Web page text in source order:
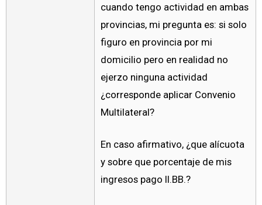
cuando tengo actividad en ambas
provincias, mi pregunta es: si solo
figuro en provincia por mi
domicilio pero en realidad no
ejerzo ninguna actividad
¿corresponde aplicar Convenio
Multilateral?
En caso afirmativo, ¿que alícuota
y sobre que porcentaje de mis
ingresos pago II.BB.?